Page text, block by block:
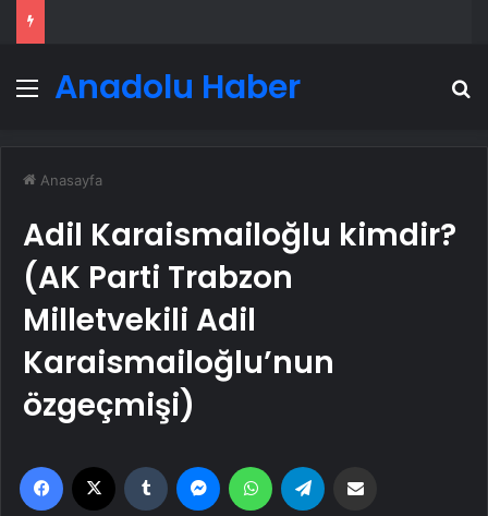
Menü
Anadolu Haber
Anasayfa
Adil Karaismailoğlu kimdir?
(AK Parti Trabzon
Milletvekili Adil
Karaismailoğlu’nun
özgeçmişi)
Facebook Tumblr MessengerWhatsApp